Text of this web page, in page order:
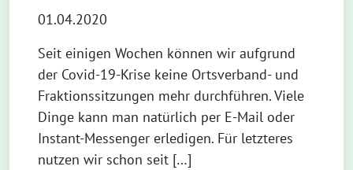
01.04.2020
Seit einigen Wochen können wir aufgrund
der Covid-19-Krise keine Ortsverband- und
Fraktionssitzungen mehr durchführen. Viele
Dinge kann man natürlich per E-Mail oder
Instant-Messenger erledigen. Für letzteres
nutzen wir schon seit […]